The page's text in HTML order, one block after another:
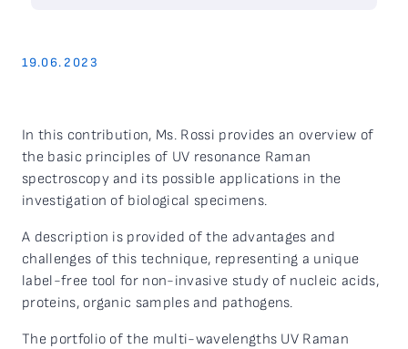
19.06.2023
In this contribution, Ms. Rossi provides an overview of
the basic principles of UV resonance Raman
spectroscopy and its possible applications in the
investigation of biological specimens.
A description is provided of the advantages and
challenges of this technique, representing a unique
label-free tool for non-invasive study of nucleic acids,
proteins, organic samples and pathogens.
The portfolio of the multi-wavelengths UV Raman